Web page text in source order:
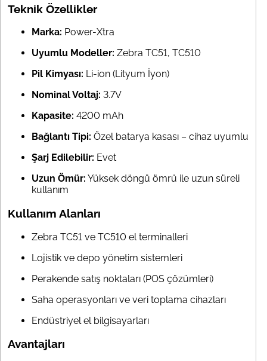
Teknik Özellikler
Marka: Power-Xtra
Uyumlu Modeller: Zebra TC51, TC510
Pil Kimyası: Li-ion (Lityum İyon)
Nominal Voltaj: 3.7V
Kapasite: 4200 mAh
Bağlantı Tipi: Özel batarya kasası – cihaz uyumlu
Şarj Edilebilir: Evet
Uzun Ömür: Yüksek döngü ömrü ile uzun süreli
kullanım
Kullanım Alanları
Zebra TC51 ve TC510 el terminalleri
Lojistik ve depo yönetim sistemleri
Perakende satış noktaları (POS çözümleri)
Saha operasyonları ve veri toplama cihazları
Endüstriyel el bilgisayarları
Avantajları